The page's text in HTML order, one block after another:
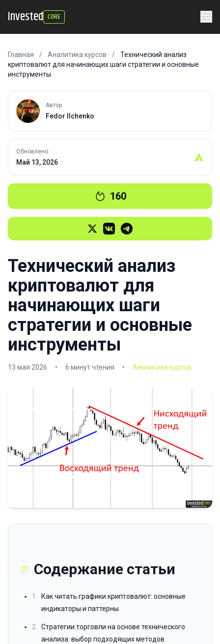
invested CORE
Главная / Аналитика курсов /
Технический анализ
криптовалют для начинающих шаги стратегии и основные
инструменты
Автор
Fedor Ilchenko
Обновлено
Май 13, 2026
160
Технический анализ
криптовалют для
начинающих шаги
стратегии и основные
инструменты
13 мая 2026 • 6 минут чтения • Аналитика курсов
Содержание статьи
1.
Как читать графики криптовалют: основные
индикаторы и паттерны
2. Стратегии торговли на основе технического
анализа: выбор подходящих методов